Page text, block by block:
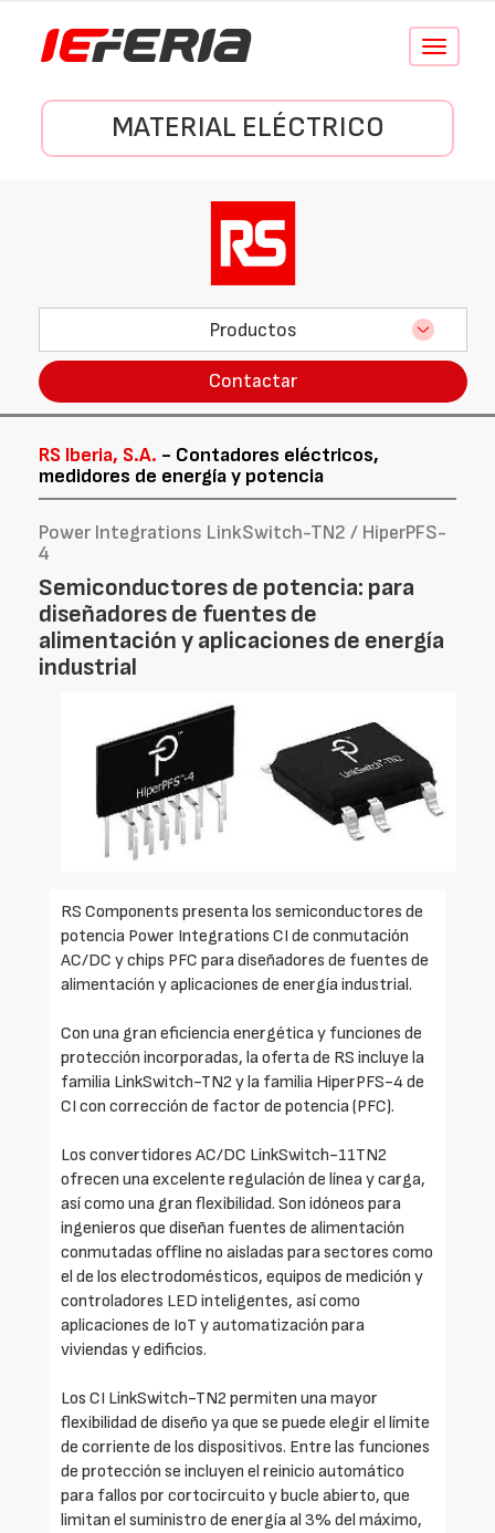
Conmutar
MATERIAL ELÉCTRICO
Productos
Contactar
RS Iberia, S.A. - Contadores eléctricos,
medidores de energía y potencia
Power Integrations LinkSwitch-TN2 / HiperPFS-
4
Semiconductores de potencia: para
diseñadores de fuentes de
alimentación y aplicaciones de energía
industrial
RS Components presenta los semiconductores de
potencia Power Integrations CI de conmutación
AC/DC y chips PFC para diseñadores de fuentes de
alimentación y aplicaciones de energía industrial.
Con una gran eficiencia energética y funciones de
protección incorporadas, la oferta de RS incluye la
familia LinkSwitch-TN2 y la familia HiperPFS-4 de
CI con corrección de factor de potencia (PFC).
Los convertidores AC/DC LinkSwitch-11TN2
ofrecen una excelente regulación de línea y carga,
así como una gran flexibilidad. Son idóneos para
ingenieros que diseñan fuentes de alimentación
conmutadas offline no aisladas para sectores como
el de los electrodomésticos, equipos de medición y
controladores LED inteligentes, así como
aplicaciones de IoT y automatización para
viviendas y edificios.
Los CI LinkSwitch-TN2 permiten una mayor
flexibilidad de diseño ya que se puede elegir el límite
de corriente de los dispositivos. Entre las funciones
de protección se incluyen el reinicio automático
para fallos por cortocircuito y bucle abierto, que
limitan el suministro de energía al 3% del máximo,